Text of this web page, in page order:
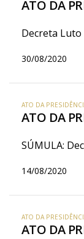
ATO DA
Decreta Luto
30/08/2020
ATO DA
ATO DA
SÚMULA:
14/08/2020
ATO DA
ATO DA